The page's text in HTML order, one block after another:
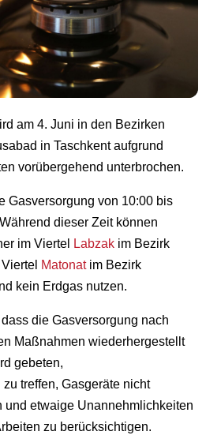
am 4. Juni in den Bezirken
in Taschkent aufgrund
vorübergehend unterbrochen.
Gasversorgung von 10:00 bis
dieser Zeit können
im Viertel
Labzak im Bezirk
Matonatim Bezirk
kein Erdgas nutzen.
die Gasversorgung nach
Maßnahmen wiederhergestellt
gebeten,
treffen, Gasgeräte nicht
und etwaige Unannehmlichkeiten
zu berücksichtigen.